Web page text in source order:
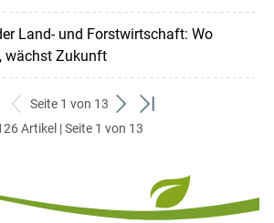
Land- und Forstwirtschaft: Wo
wächst Zukunft
zurück
zum
Seite 1 von 13
weiter
zum
zum
Artikel | Seite 1 von 13